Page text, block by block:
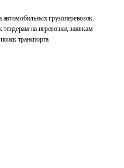
грузоперевозок.
тендерам на перевозки, заявкам
транспорта